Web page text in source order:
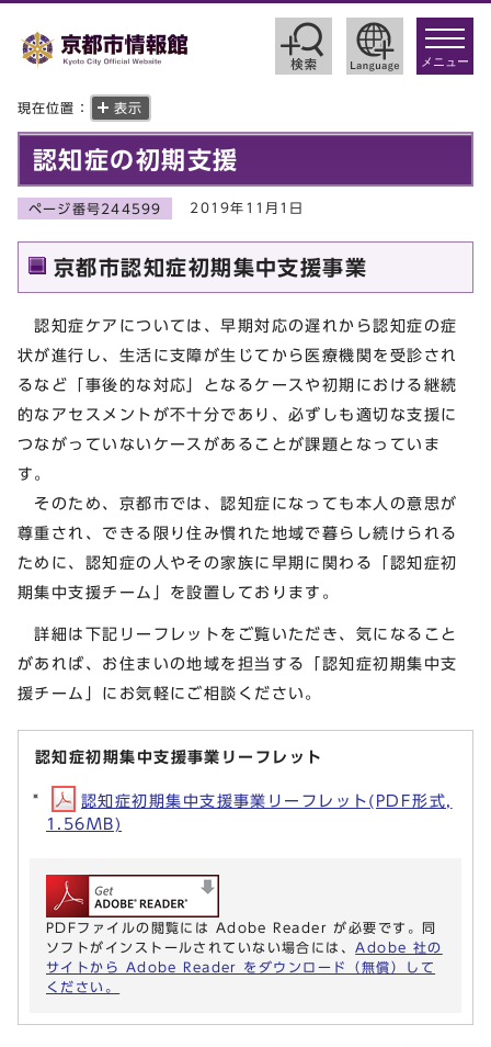
toggle
メニュー
現在位置： 表示
認知症の初期支援
ページ番号244599 2019年11月1日
京都市認知症初期集中支援事業
認知症ケアについては、早期対応の遅れから認知症の症
状が進行し、生活に支障が生じてから医療機関を受診され
るなど「事後的な対応」となるケースや初期における継続
的なアセスメントが不十分であり、必ずしも適切な支援に
つながっていないケースがあることが課題となっていま
す。
そのため、京都市では、認知症になっても本人の意思が
尊重され、できる限り住み慣れた地域で暮らし続けられる
ために、認知症の人やその家族に早期に関わる「認知症初
期集中支援チーム」を設置しております。
詳細は下記リーフレットをご覧いただき、気になること
があれば、お住まいの地域を担当する「認知症初期集中支
援チーム」にお気軽にご相談ください。
認知症初期集中支援事業リーフレット
認知症初期集中支援事業リーフレット(PDF形式,
1.56MB)
PDFファイルの閲覧には Adobe Reader が必要です。同
ソフトがインストールされていない場合には、 Adobe 社の
サイトから Adobe Reader をダウンロード（無償）して
ください。